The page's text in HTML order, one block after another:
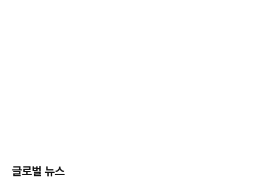
글로벌 뉴스